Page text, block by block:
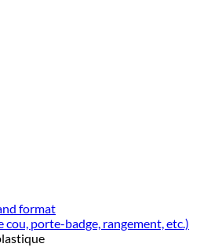
format
cou, porte-badge, rangement, etc.)